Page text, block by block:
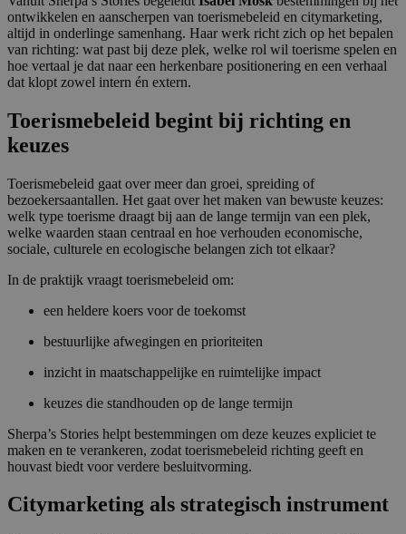
ontwikkelen en aanscherpen van toerismebeleid en citymarketing,
altijd in onderlinge samenhang. Haar werk richt zich op het bepalen
van richting: wat past bij deze plek, welke rol wil toerisme spelen en
hoe vertaal je dat naar een herkenbare positionering en een verhaal
dat klopt zowel intern én extern.
Toerismebeleid begint bij richting en
keuzes
Toerismebeleid gaat over meer dan groei, spreiding of
bezoekersaantallen. Het gaat over het maken van bewuste keuzes:
welk type toerisme draagt bij aan de lange termijn van een plek,
welke waarden staan centraal en hoe verhouden economische,
sociale, culturele en ecologische belangen zich tot elkaar?
In de praktijk vraagt toerismebeleid om:
een heldere koers voor de toekomst
bestuurlijke afwegingen en prioriteiten
inzicht in maatschappelijke en ruimtelijke impact
keuzes die standhouden op de lange termijn
Sherpa’s Stories helpt bestemmingen om deze keuzes expliciet te
maken en te verankeren, zodat toerismebeleid richting geeft en
houvast biedt voor verdere besluitvorming.
Citymarketing als strategisch instrument